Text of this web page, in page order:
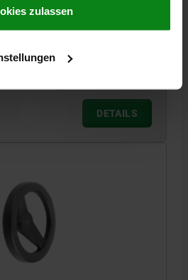
|AGB
zulassen
AUSSENDURCHMESSER=160
DETAILS